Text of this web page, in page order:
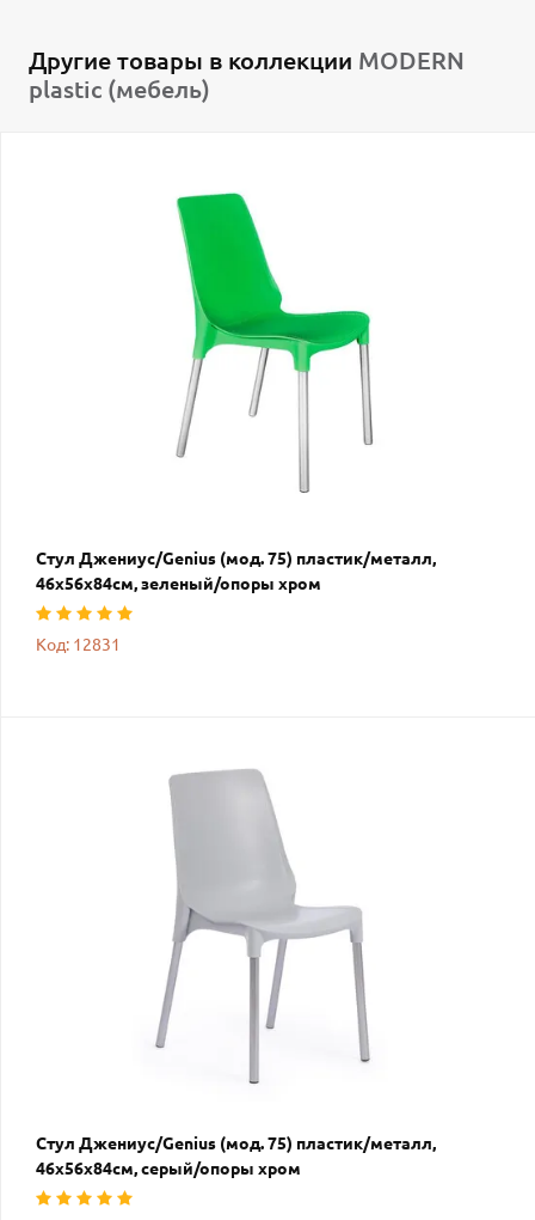
Другие товары в коллекции MODERN
plastic (мебель)
Стул Джениус/Genius (мод. 75) пластик/металл,
46x56x84cм, зеленый/опоры хром
Код: 12831
Стул Джениус/Genius (мод. 75) пластик/металл,
46x56x84cм, серый/опоры хром